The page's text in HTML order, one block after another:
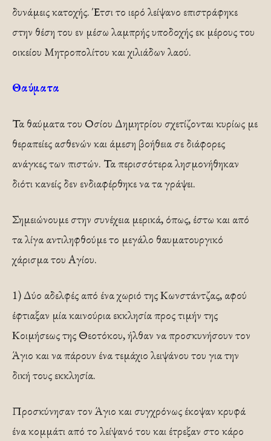
δυνάμεις κατοχής. Έτσι το ιερό λείψανο επιστράφηκε
στην θέση του εν μέσω λαμπρής υποδοχής εκ μέρους του
οικείου Μητροπολίτου και χιλιάδων λαού.
Θαύματα
Τα θαύματα του Οσίου Δημητρίου σχετίζονται κυρίως με
θεραπείες ασθενών και άμεση βοήθεια σε διάφορες
ανάγκες των πιστών. Τα περισσότερα λησμονήθηκαν
διότι κανείς δεν ενδιαφέρθηκε να τα γράψει.
Σημειώνουμε στην συνέχεια μερικά, όπως, έστω και από
τα λίγα αντιληφθούμε το μεγάλο θαυματουργικό
χάρισμα του Αγίου.
1) Δύο αδελφές από ένα χωριό της Κωνστάντζας, αφού
έφτιαξαν μία καινούρια εκκλησία προς τιμήν της
Κοιμήσεως της Θεοτόκου, ήλθαν να προσκυνήσουν τον
Άγιο και να πάρουν ένα τεμάχιο λειψάνου του για την
δική τους εκκλησία.
Προσκύνησαν τον Άγιο και συγχρόνως έκοψαν κρυφά
ένα κομμάτι από το λείψανό του και έτρεξαν στο κάρο